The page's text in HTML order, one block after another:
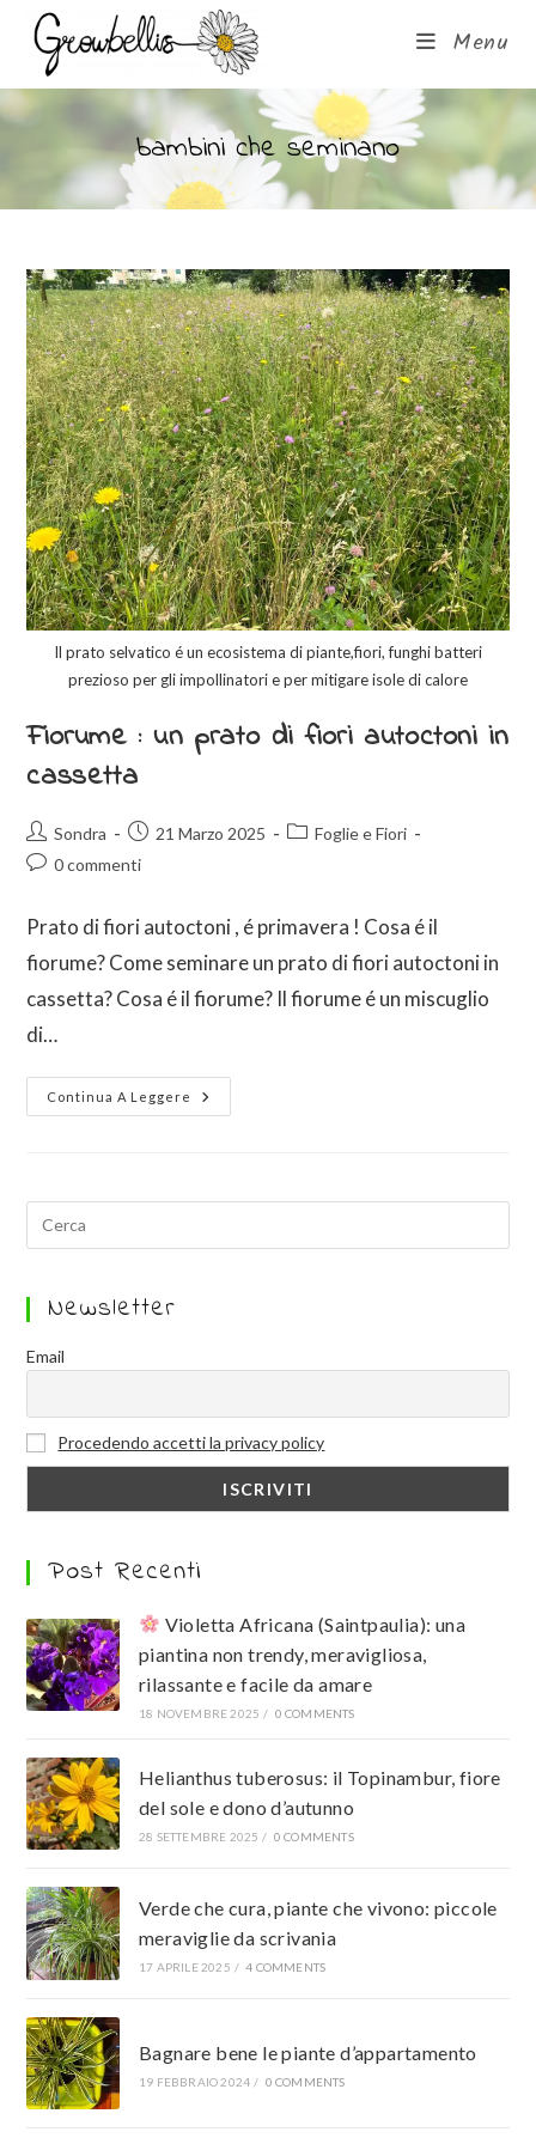
Menu
bambini che seminano
Il prato selvatico é un ecosistema di piante,fiori, funghi batteri
prezioso per gli impollinatori e per mitigare isole di calore
Fiorume : un prato di fiori autoctoni in
cassetta
Sondra 21 Marzo 2025
Foglie e Fiori
0 commenti
Prato di fiori autoctoni , é primavera ! Cosa é il
fiorume? Come seminare un prato di fiori autoctoni in
cassetta? Cosa é il fiorume? Il fiorume é un miscuglio
di…
Continua A Leggere
Newsletter
Email
Procedendo accetti la privacy policy
Post Recenti
Violetta Africana (Saintpaulia): una
piantina non trendy, meravigliosa,
rilassante e facile da amare
18 NOVEMBRE 2025 / 0 COMMENTS
Helianthus tuberosus: il Topinambur, fiore
del sole e dono d’autunno
28 SETTEMBRE 2025 / 0 COMMENTS
Verde che cura, piante che vivono: piccole
meraviglie da scrivania
17 APRILE 2025 / 4 COMMENTS
Bagnare bene le piante d’appartamento
19 FEBBRAIO 2024 / 0 COMMENTS